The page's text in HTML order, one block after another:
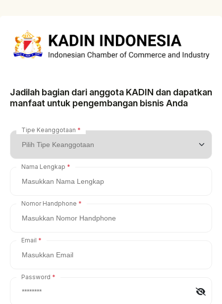
Jadilah bagian dari anggota KADIN dan dapatkan
manfaat untuk pengembangan bisnis Anda
Tipe Keanggotaan
Nama Lengkap
Nomor Handphone
Email
Password